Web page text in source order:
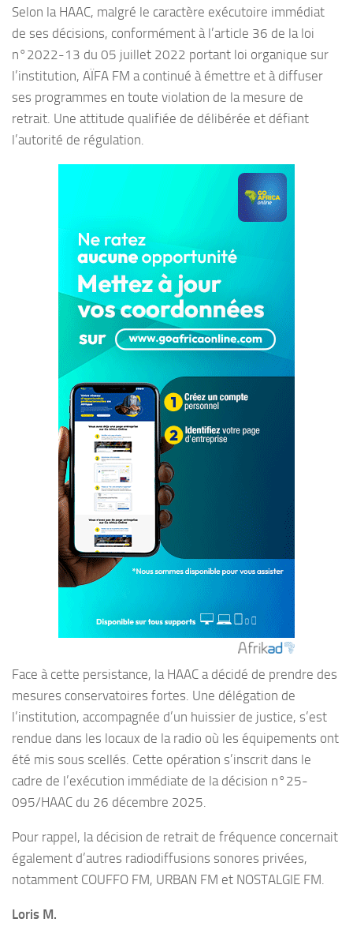
Selon la HAAC, malgré le caractère exécutoire immédiat
de ses décisions, conformément à l’article 36 de la loi
n°2022-13 du 05 juillet 2022 portant loi organique sur
l’institution, AÏFA FM a continué à émettre et à diffuser
ses programmes en toute violation de la mesure de
retrait. Une attitude qualifiée de délibérée et défiant
l’autorité de régulation.
Face à cette persistance, la HAAC a décidé de prendre des
mesures conservatoires fortes. Une délégation de
l’institution, accompagnée d’un huissier de justice, s’est
rendue dans les locaux de la radio où les équipements ont
été mis sous scellés. Cette opération s’inscrit dans le
cadre de l’exécution immédiate de la décision n°25-
095/HAAC du 26 décembre 2025.
Pour rappel, la décision de retrait de fréquence concernait
également d’autres radiodiffusions sonores privées,
notamment COUFFO FM, URBAN FM et NOSTALGIE FM.
Loris M.